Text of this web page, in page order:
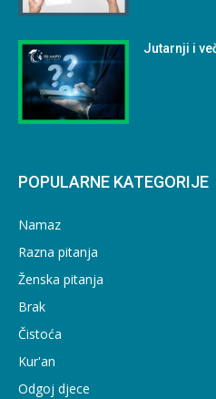
Jutarnji i
POPULARNE KATEGORIJE
Namaz
Razna pitanja
Ženska pitanja
Brak
Čistoća
Kur'an
Odgoj djece